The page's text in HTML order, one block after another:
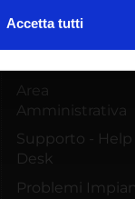
che hai fornito
Accetta tutti
Area
Amministrativa
Supporto - Help
Desk
Problemi